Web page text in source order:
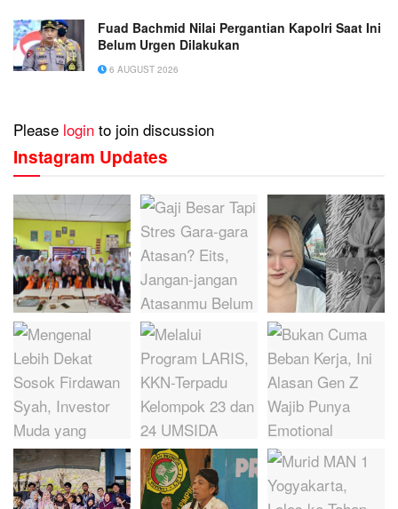
Fuad Bachmid Nilai Pergantian Kapolri Saat Ini
Belum Urgen Dilakukan
6 AUGUST 2026
Please login to join discussion
Instagram Updates